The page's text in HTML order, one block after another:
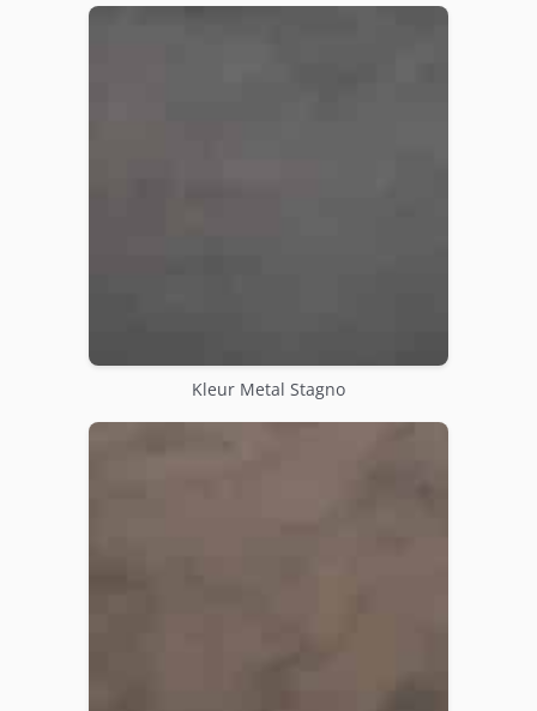
Kleur Metal Stagno